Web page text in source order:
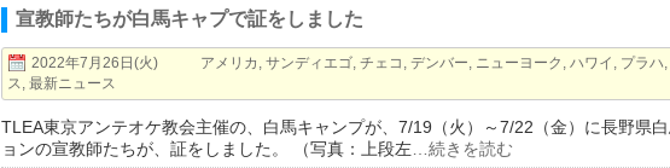
宣教師たちが白馬キャプで証をしました
2022年7月26日(火) アメリカ サンディエゴ チェコ デンバー ニューヨーク ハワイ プラハ
ス 最新ニュース
TLEA東京アンテオケ教会主催の、白馬キャンプが、7/19（火）～7/22（金）に長野県
ョンの宣教師たちが、証をしました。 （写真：上段左 …続きを読む